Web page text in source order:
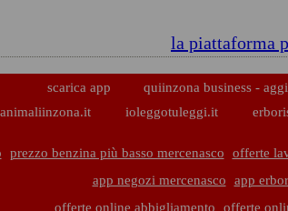
la piattaforma
scarica app quiinzona business -
ioleggotuleggi.it
prezzo benzina più basso mercenasco offerte
app negozi mercenasco
app
offerte online abbigliamento
offerte